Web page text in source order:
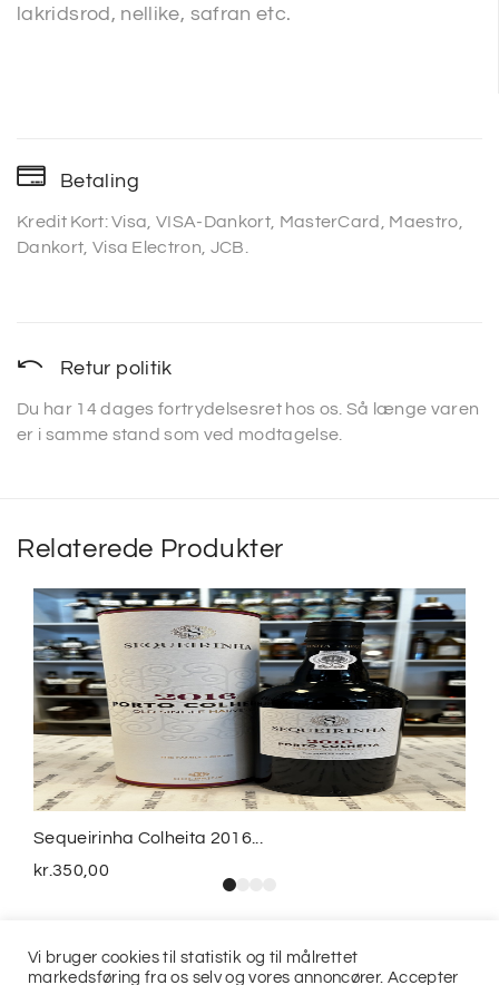
lakridsrod, nellike, safran etc.
Betaling
Kredit Kort: Visa, VISA-Dankort, MasterCard, Maestro,
Dankort, Visa Electron, JCB.
Retur politik
Du har 14 dages fortrydelsesret hos os. Så længe varen
er i samme stand som ved modtagelse.
Relaterede Produkter
Sequeirinha Colheita 2016...
kr.350,00
Vi bruger cookies til statistik og til målrettet
markedsføring fra os selv og vores annoncører. Accepter